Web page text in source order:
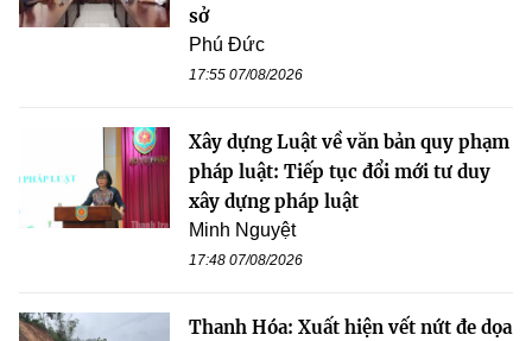
sở
Phú Đức
17:55 07/08/2026
Xây dựng Luật về văn bản quy phạm
pháp luật: Tiếp tục đổi mới tư duy
xây dựng pháp luật
Minh Nguyệt
17:48 07/08/2026
Thanh Hóa: Xuất hiện vết nứt đe dọa